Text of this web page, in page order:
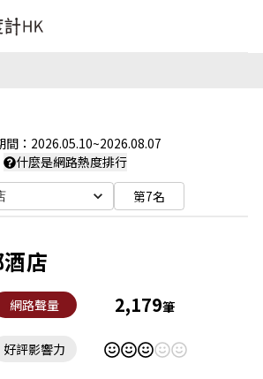
： 2026.05.10~2026.08.07
什麼是網路熱度排行
第7名
店
網路聲量 2,179筆
好評影響力